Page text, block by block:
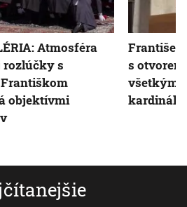
Atmosféra
rozlúčky s
objektívmi
František
s
všetkým.
kardinál